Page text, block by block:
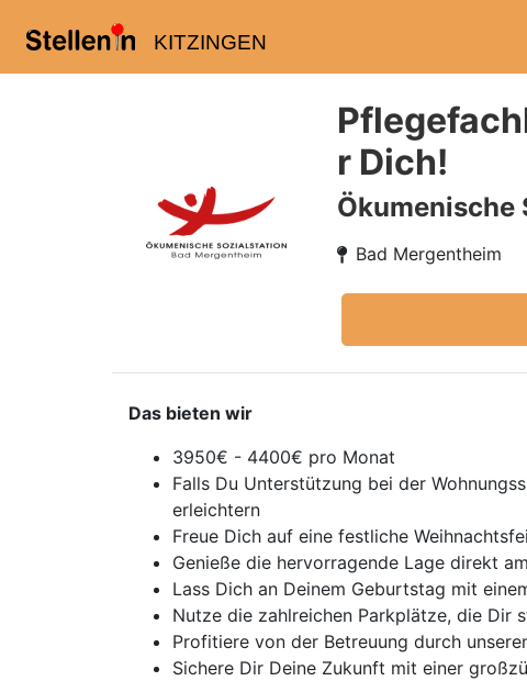
KITZINGEN
r Dich!
Ökumenische
Bad Mergentheim
Das bieten wir
3950€ - 4400€ pro Monat
Falls Du Unterstützung bei der
erleichtern
Freue Dich auf eine festliche
Genieße die hervorragende Lage direkt
Lass Dich an Deinem Geburtstag mit
Nutze die zahlreichen Parkplätze, die Dir
Profitiere von der Betreuung durch
Sichere Dir Deine Zukunft mit einer